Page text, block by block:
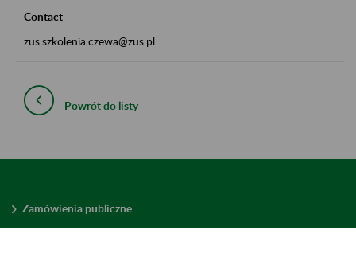
Contact
zus.szkolenia.czewa@zus.pl
Powrót do listy
Zamówienia publiczne